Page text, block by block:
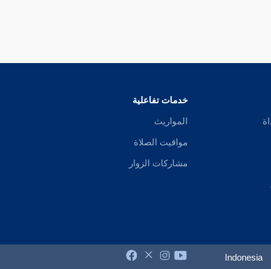
خدمات تفاعلية
المواريث
مواقيت الصلاة
مشاركات الزوار
Indonesia